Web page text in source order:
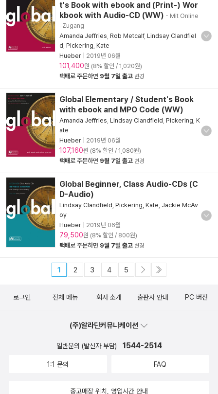
t's Book with ebook and (Print-) Wor
kbook with Audio-CD (WW) - Mit Online
-Zugang
Amanda Jeffries Rob Metcalf, Lindsay Clandfiel
d Pickering, Kate
Hueber
2019년 06월
101,400원 (8% 할인 / 1,020원)
택배로 주문하면 9월 7일 출고 변경
Global Elementary / Student's Book
with ebook and MPO Code (WW)
Amanda Jeffries Lindsay Clandfield Pickering, K
ate
Hueber
2019년 06월
107,160원 (8% 할인 / 1,080원)
택배로 주문하면 9월 7일 출고 변경
Global Beginner, Class Audio-CDs (C
D-Audio)
Lindsay Clandfield Pickering, Kate Jackie McAv
oy
Hueber
2019년 06월
79,500원 (8% 할인 / 800원)
택배로 주문하면 9월 7일 출고 변경
1 2 3 4 5
로그인 전체 메뉴 회사 소개 출판사 안내 PC 버전
(주)알라딘커뮤니케이션
일반문의 (발신자 부담) 1544-2514
1:1 문의 FAQ
중고매장 위치, 영업시간 안내